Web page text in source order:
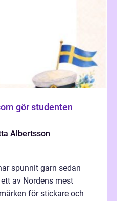
gör studenten
Albertsson
spunnit garn sedan
av Nordens mest
för stickare och